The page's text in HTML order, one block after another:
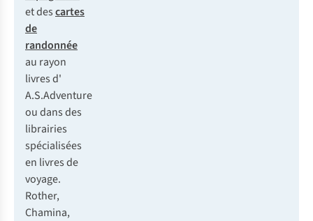
et descartes
de
randonnée
au rayon
livres d'
A.S.Adventure
ou dans des
librairies
spécialisées
en livres de
voyage.
Rother,
Chamina,